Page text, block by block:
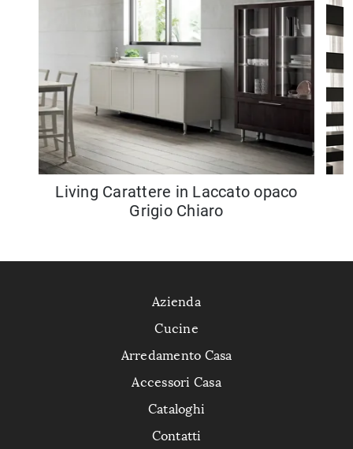
Living Carattere in Laccato opaco
Grigio Chiaro
Azienda
Cucine
Arredamento Casa
Accessori Casa
Cataloghi
Contatti